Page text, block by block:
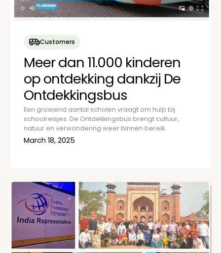
Customers
Meer dan 11.000 kinderen
op ontdekking dankzij De
Ontdekkingsbus
Een groeiend aantal scholen vraagt om hulp bij
schoolreisjes. De Ontdekkingsbus brengt cultuur,
natuur en verwondering weer binnen bereik.
March 18, 2025